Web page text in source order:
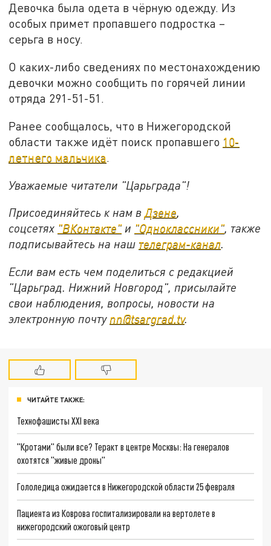
Девочка была одета в чёрную одежду. Из
особых примет пропавшего подростка –
серьга в носу.
О каких-либо сведениях по местонахождению
девочки можно сообщить по горячей линии
отряда 291-51-51.
Ранее сообщалось, что в Нижегородской
области также идёт поиск пропавшего 10-
летнего мальчика.
Уважаемые читатели "Царьграда"!
Присоединяйтесь к нам вДзене,
соцсетях "ВКонтакте" и "Одноклассники", также
подписывайтесь на наш телеграм-канал.
Если вам есть чем поделиться с редакцией
"Царьград. Нижний Новгород", присылайте
свои наблюдения, вопросы, новости на
электронную почту nn@tsargrad.tv.
ЧИТАЙТЕ ТАКЖЕ:
Технофашисты XXI века
"Кротами" были все? Теракт в центре Москвы: На генералов
охотятся "живые дроны"
Гололедица ожидается в Нижегородской области 25 февраля
Пациента из Коврова госпитализировали на вертолете в
нижегородский ожоговый центр